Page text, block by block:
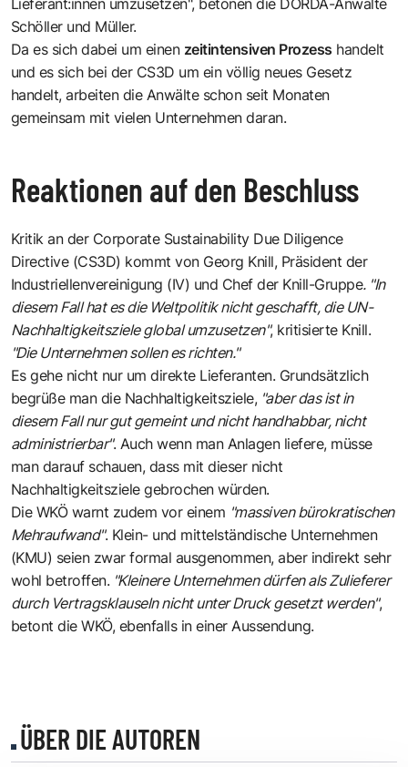
Schöller und Müller.
Da es sich dabei um einen zeitintensiven Prozess handelt
und es sich bei der CS3D um ein völlig neues Gesetz
handelt, arbeiten die Anwälte schon seit Monaten
gemeinsam mit vielen Unternehmen daran.
Reaktionen auf den Beschluss
Kritik an der Corporate Sustainability Due Diligence
Directive (CS3D) kommt von Georg Knill, Präsident der
Industriellenvereinigung (IV) und Chef der Knill-Gruppe. "In
diesem Fall hat es die Weltpolitik nicht geschafft, die UN-
Nachhaltigkeitsziele global umzusetzen", kritisierte Knill.
"Die Unternehmen sollen es richten."
Es gehe nicht nur um direkte Lieferanten. Grundsätzlich
begrüße man die Nachhaltigkeitsziele,"aber das ist in
diesem Fall nur gut gemeint und nicht handhabbar, nicht
administrierbar". Auch wenn man Anlagen liefere, müsse
man darauf schauen, dass mit dieser nicht
Nachhaltigkeitsziele gebrochen würden.
Die WKÖ warnt zudem vor einem "massiven bürokratischen
Mehraufwand". Klein- und mittelständische Unternehmen
(KMU) seien zwar formal ausgenommen, aber indirekt sehr
wohl betroffen. "Kleinere Unternehmen dürfen als Zulieferer
durch Vertragsklauseln nicht unter Druck gesetzt werden",
betont die WKÖ, ebenfalls in einer Aussendung.
ÜBER DIE AUTOREN